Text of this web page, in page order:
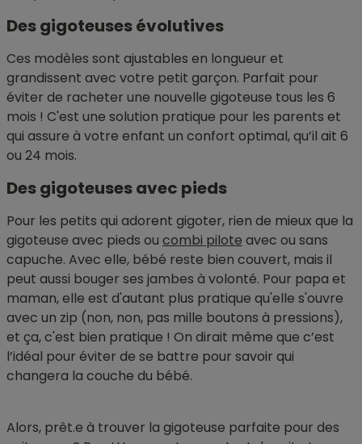
Des gigoteuses évolutives
Ces modèles sont ajustables en longueur et
grandissent avec votre petit garçon. Parfait pour
éviter de racheter une nouvelle gigoteuse tous les 6
mois ! C'est une solution pratique pour les parents et
qui assure à votre enfant un confort optimal, qu’il ait 6
ou 24 mois.
Des gigoteuses avec pieds
Pour les petits qui adorent gigoter, rien de mieux que la
gigoteuse avec pieds ou combi pilote avec ou sans
capuche. Avec elle, bébé reste bien couvert, mais il
peut aussi bouger ses jambes à volonté. Pour papa et
maman, elle est d'autant plus pratique qu'elle s'ouvre
avec un zip (non, non, pas mille boutons à pressions),
et ça, c'est bien pratique ! On dirait même que c’est
l’idéal pour éviter de se battre pour savoir qui
changera la couche du bébé.
Alors, prêt.e à trouver la gigoteuse parfaite pour des